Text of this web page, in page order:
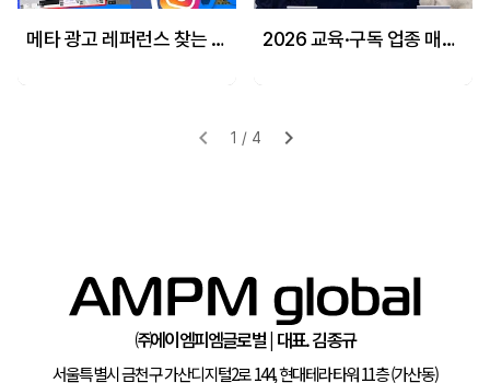
메타 광고 레퍼런스 찾는 방법! 메타 광고 세팅에 도움을 드리겠습니다! 2026 교육·구독 업종 매출 극대화 전략! 리드 마그넷과 CRM 마케팅으로 장기 고객 만드는 법!